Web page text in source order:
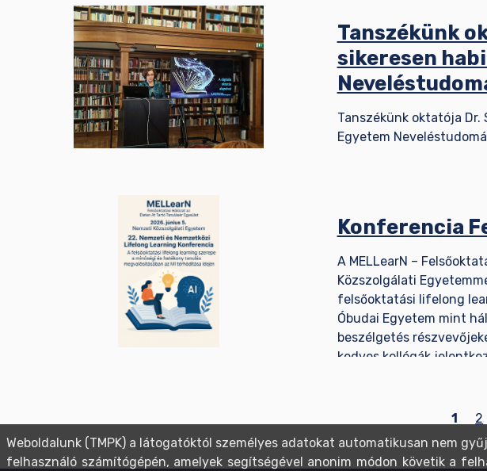
Tanszékünk
sikeresen
Tanszékünk oktatója
Egyetem
Konferencia
A MELLearN –
Közszolgálati
felsőoktatási lifelong
Óbudai Egyetem mint
beszélgetés
kedves kollégák
1 2
Weboldalunk (TMPK) a látogatóktól személyes adatokat automatikusan nem
felhasználó számítógépén, amelyek segítségével anonim módon követik a